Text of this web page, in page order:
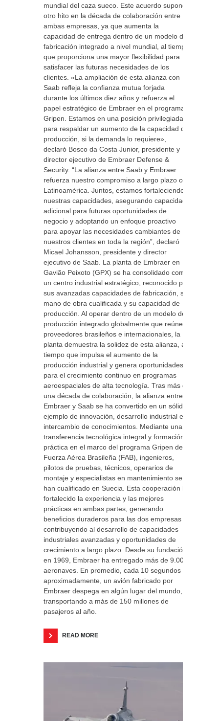
mundial del caza sueco. Este acuerdo supone
otro hito en la década de colaboración entre
ambas empresas, ya que aumenta la
capacidad de entrega dentro de un modelo de
fabricación integrado a nivel mundial, al tiempo
que proporciona una mayor flexibilidad para
satisfacer las futuras necesidades de los
clientes. «La ampliación de esta alianza con
Saab refleja la confianza mutua forjada
durante los últimos diez años y refuerza el
papel estratégico de Embraer en el programa
Gripen. Estamos en una posición privilegiada
para respaldar un aumento de la capacidad de
producción, si la demanda lo requiere»,
declaró Bosco da Costa Junior, presidente y
director ejecutivo de Embraer Defense &
Security. “La alianza entre Saab y Embraer
refuerza nuestro compromiso a largo plazo con
Latinoamérica. Juntos, estamos fortaleciendo
nuestras capacidades, asegurando capacidad
adicional para futuras oportunidades de
negocio y adoptando un enfoque proactivo
para apoyar las necesidades cambiantes de
nuestros clientes en toda la región”, declaró
Micael Johansson, presidente y director
ejecutivo de Saab. La planta de Embraer en
Gavião Peixoto (GPX) se ha consolidado como
un centro industrial estratégico, reconocido por
sus avanzadas capacidades de fabricación, su
mano de obra cualificada y su capacidad de
producción. Al operar dentro de un modelo de
producción integrado globalmente que reúne a
proveedores brasileños e internacionales, la
planta demuestra la solidez de esta alianza, al
tiempo que impulsa el aumento de la
producción industrial y genera oportunidades
para el crecimiento continuo en programas
aeroespaciales de alta tecnología. Tras más de
una década de colaboración, la alianza entre
Embraer y Saab se ha convertido en un sólido
ejemplo de innovación, desarrollo industrial e
intercambio de conocimientos. Mediante una
transferencia tecnológica integral y formación
práctica en el marco del programa Gripen de la
Fuerza Aérea Brasileña (FAB), ingenieros,
pilotos de pruebas, técnicos, operarios de
montaje y especialistas en mantenimiento se
han cualificado en Suecia. Esta cooperación ha
fortalecido la experiencia y las mejores
prácticas en ambas partes, generando
beneficios duraderos para las dos empresas y
contribuyendo al desarrollo de capacidades
industriales avanzadas y oportunidades de
crecimiento a largo plazo. Desde su fundación
en 1969, Embraer ha entregado más de 9.000
aeronaves. En promedio, cada 10 segundos
aproximadamente, un avión fabricado por
Embraer despega en algún lugar del mundo,
transportando a más de 150 millones de
pasajeros al año.
READ MORE